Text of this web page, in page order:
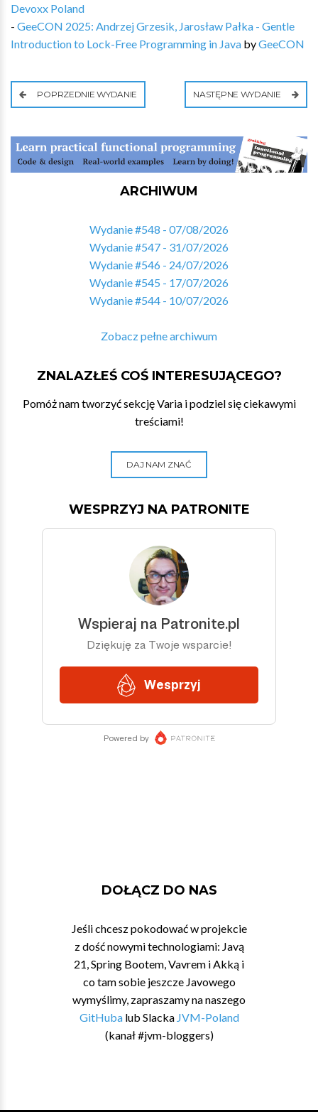
Devoxx Poland
- GeeCON 2025: Andrzej Grzesik, Jarosław Pałka - Gentle
Introduction to Lock-Free Programming in Java byGeeCON
POPRZEDNIE WYDANIE NASTĘPNE WYDANIE
ARCHIWUM
Wydanie #548 - 07/08/2026
Wydanie #547 - 31/07/2026
Wydanie #546 - 24/07/2026
Wydanie #545 - 17/07/2026
Wydanie #544 - 10/07/2026
Zobacz pełne archiwum
ZNALAZŁEŚ COŚ INTERESUJĄCEGO?
Pomóż nam tworzyć sekcję Varia i podziel się ciekawymi
treściami!
DAJ NAM ZNAĆ
WESPRZYJ NA PATRONITE
DOŁĄCZ DO NAS
Jeśli chcesz pokodować w projekcie
z dość nowymi technologiami: Javą
21, Spring Bootem, Vavrem i Akką i
co tam sobie jeszcze Javowego
wymyślimy, zapraszamy na naszego
GitHubalub Slacka JVM-Poland
(kanał #jvm-bloggers)